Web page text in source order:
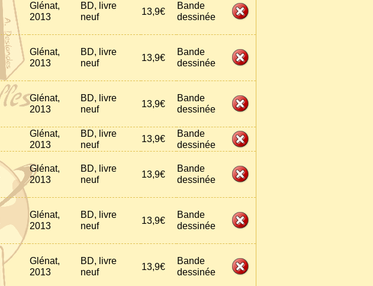
Glénat,
2013
BD, livre
neuf
13,9€
Bande
dessinée
Glénat,
2013
BD, livre
neuf
13,9€
Bande
dessinée
Glénat,
2013
BD, livre
neuf
13,9€
Bande
dessinée
Glénat,
2013
BD, livre
neuf
13,9€
Bande
dessinée
Glénat,
2013
BD, livre
neuf
13,9€
Bande
dessinée
Glénat,
2013
BD, livre
neuf
13,9€
Bande
dessinée
Glénat,
2013
BD, livre
neuf
13,9€
Bande
dessinée